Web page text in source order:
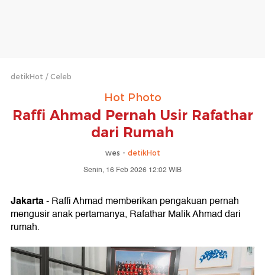
detikHot Celeb
Hot Photo
Raffi Ahmad Pernah Usir Rafathar
dari Rumah
wes - detikHot
Senin, 16 Feb 2026 12:02 WIB
Jakarta- Raffi Ahmad memberikan pengakuan pernah
mengusir anak pertamanya, Rafathar Malik Ahmad dari
rumah.